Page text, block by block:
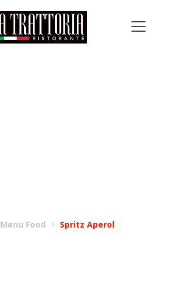
Menu Food Spritz Aperol